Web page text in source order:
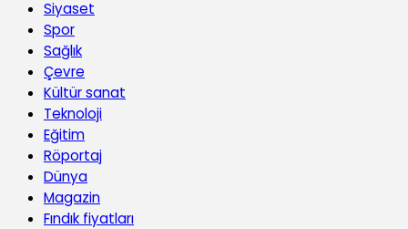
Siyaset
Spor
Sağlık
Çevre
Kültür sanat
Teknoloji
Eğitim
Röportaj
Dünya
Magazin
Fındık fiyatları